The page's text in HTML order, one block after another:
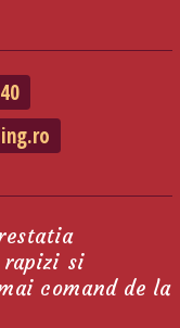
rapizi si
comand de la